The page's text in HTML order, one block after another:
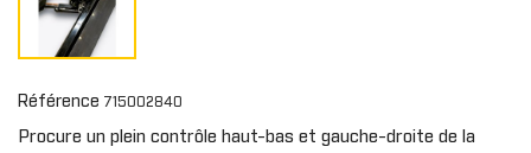
Référence 715002840
Procure un plein contrôle haut-bas et gauche-droite de la